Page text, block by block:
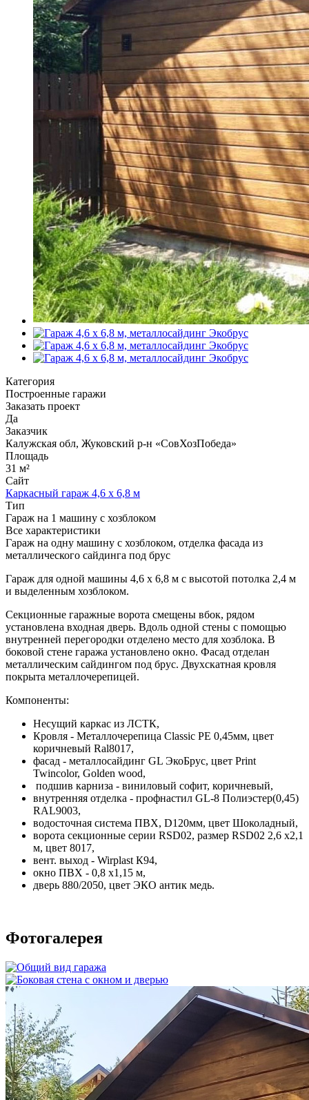
Категория
Построенные гаражи
Заказать проект
Да
Заказчик
Калужская обл, Жуковский р-н «СовХозПобеда»
Площадь
31 м²
Сайт
Каркасный гараж 4,6 х 6,8 м
Тип
Гараж на 1 машину с хозблоком
Все характеристики
Гараж на одну машину с хозблоком, отделка фасада из
металлического сайдинга под брус
Гараж для одной машины 4,6 х 6,8 м с высотой потолка 2,4 м
и выделенным хозблоком.
Секционные гаражные ворота смещены вбок, рядом
установлена входная дверь. Вдоль одной стены с помощью
внутренней перегородки отделено место для хозблока. В
боковой стене гаража установлено окно. Фасад отделан
металлическим сайдингом под брус. Двухскатная кровля
покрыта металлочерепицей.
Компоненты:
Несущий каркас из ЛСТК,
Кровля - Металлочерепица Classic PE 0,45мм, цвет
коричневый Ral8017,
фасад - металлосайдинг GL ЭкоБрус, цвет Print
Twincolor, Golden wood,
подшив карниза - виниловый софит, коричневый,
внутренняя отделка - профнастил GL-8 Полиэстер(0,45)
RAL9003,
водосточная система ПВХ, D120мм, цвет Шоколадный,
ворота секционные серии RSD02, размер RSD02 2,6 х2,1
м, цвет 8017,
вент. выход - Wirplast К94,
окно ПВХ - 0,8 х1,15 м,
дверь 880/2050, цвет ЭКО антик медь.
Фотогалерея